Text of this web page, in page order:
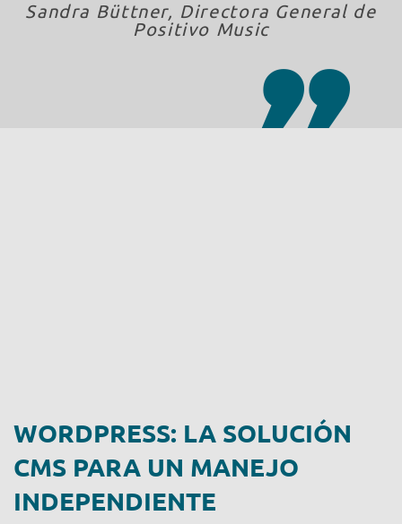
Sandra Büttner, Directora General de
Positivo Music
WORDPRESS: LA SOLUCIÓN
CMS PARA UN MANEJO
INDEPENDIENTE